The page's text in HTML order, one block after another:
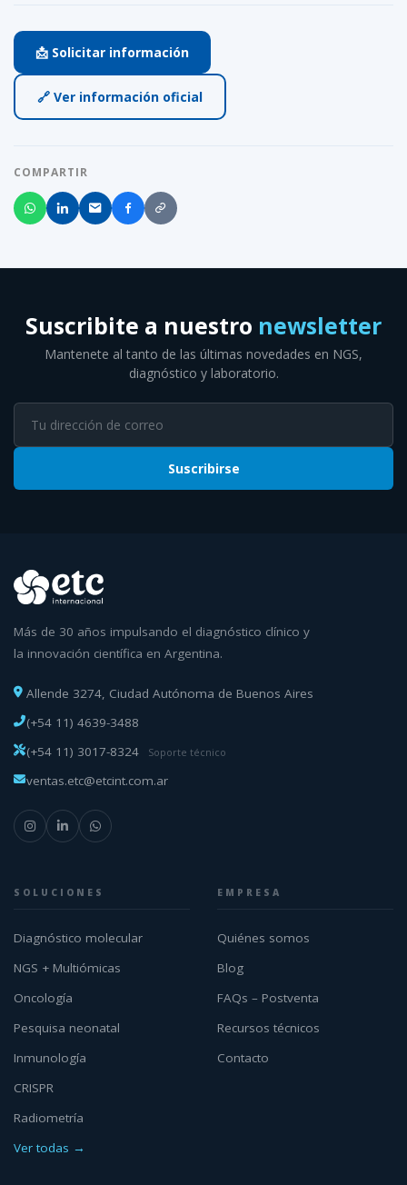
📩 Solicitar información
🔗 Ver información oficial
COMPARTIR
Suscribite a nuestro newsletter
Mantenete al tanto de las últimas novedades en NGS,
diagnóstico y laboratorio.
Suscribirse
Más de 30 años impulsando el diagnóstico clínico y
la innovación científica en Argentina.
Allende 3274, Ciudad Autónoma de Buenos Aires
(+54 11) 4639-3488
(+54 11) 3017-8324
Soporte técnico
ventas.etc@etcint.com.ar
SOLUCIONES
Diagnóstico molecular
NGS + Multiómicas
Oncología
Pesquisa neonatal
Inmunología
CRISPR
Radiometría
Ver todas →
EMPRESA
Quiénes somos
Blog
FAQs – Postventa
Recursos técnicos
Contacto